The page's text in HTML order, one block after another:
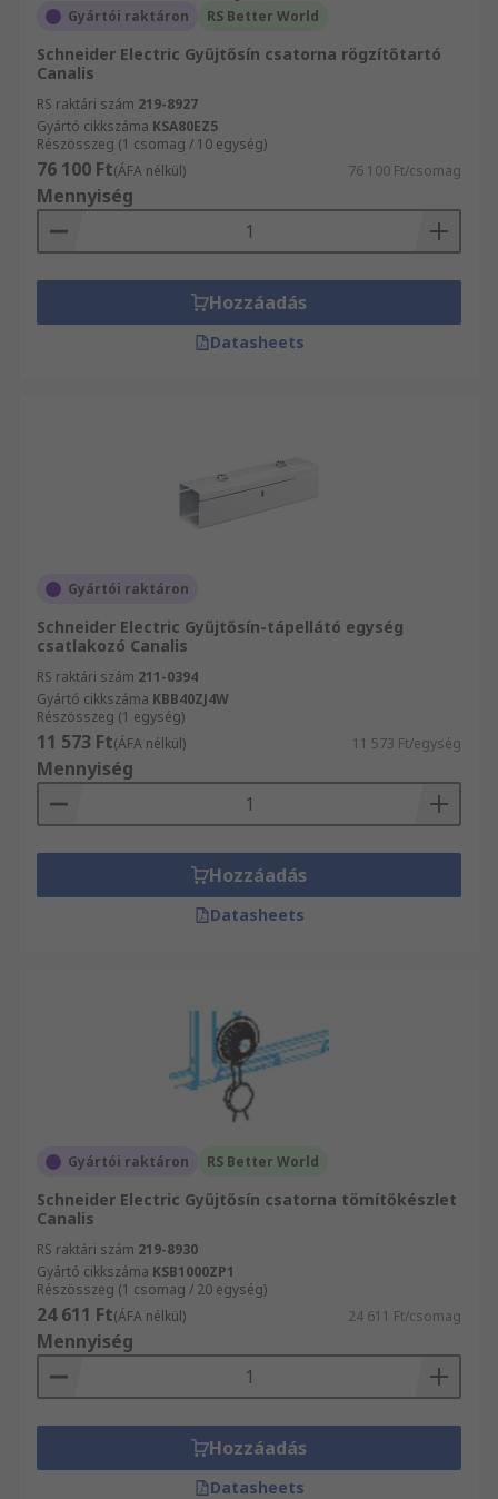
Gyártói raktáron RS Better World
Schneider Electric Gyűjtősín csatorna rögzítőtartó
Canalis
RS raktári szám 219-8927
Gyártó cikkszáma KSA80EZ5
Részösszeg (1 csomag / 10 egység)
76 100 Ft(ÁFA nélkül) 76 100 Ft/csomag
Mennyiség
Hozzáadás
Datasheets
Gyártói raktáron
Schneider Electric Gyűjtősín-tápellátó egység
csatlakozó Canalis
RS raktári szám 211-0394
Gyártó cikkszáma KBB40ZJ4W
Részösszeg (1 egység)
11 573 Ft(ÁFA nélkül) 11 573 Ft/egység
Mennyiség
Hozzáadás
Datasheets
Gyártói raktáron RS Better World
Schneider Electric Gyűjtősín csatorna tömítőkészlet
Canalis
RS raktári szám 219-8930
Gyártó cikkszáma KSB1000ZP1
Részösszeg (1 csomag / 20 egység)
24 611 Ft(ÁFA nélkül) 24 611 Ft/csomag
Mennyiség
Hozzáadás
Datasheets